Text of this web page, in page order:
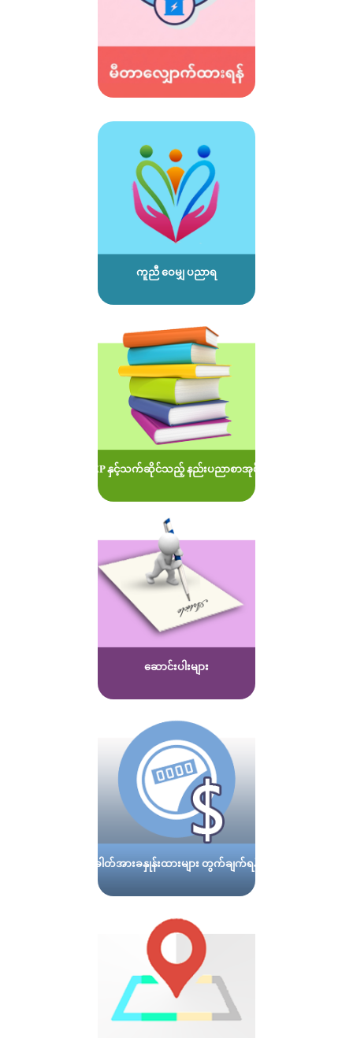
ကူညီ ဝေမျှ ပညာရ
MOEP နှင့်သက်ဆိုင်သည့် နည်းပညာစာအုပ်များ
ဆောင်းပါးများ
ဓါတ်အားခနှုန်းထားများ တွက်ချက်ရန်